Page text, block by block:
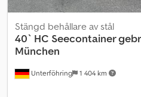
Unterföhring 1 404 km
Stängd behållare av stål
40` HC Seecontainer
München